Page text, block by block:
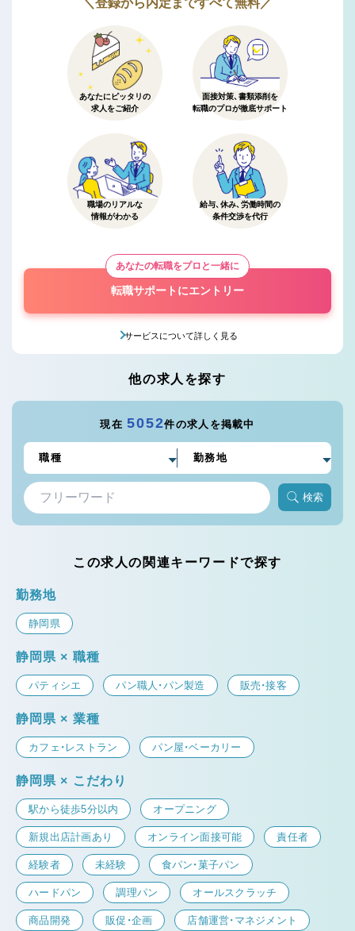
あなたにピッタリの
求人をご紹介
面接対策、書類添削を
転職のプロが徹底サポート
職場のリアルな
情報がわかる
給与、休み、労働時間の
条件交渉を代行
あなたの転職をプロと一緒に
転職サポートにエントリー
サービスについて詳しく見る
他の求人を探す
現在5052件の求人を掲載中
検索
この求人の関連キーワードで探す
勤務地
静岡県
静岡県 × 職種
パティシエ パン職人・パン製造 販売・接客
静岡県 × 業種
カフェ・レストラン パン屋・ベーカリー
静岡県 × こだわり
駅から徒歩5分以内 オープニング
新規出店計画あり オンライン面接可能 責任者
経験者 未経験 食パン・菓子パン
ハードパン 調理パン オールスクラッチ
商品開発 販促・企画 店舗運営・マネジメント